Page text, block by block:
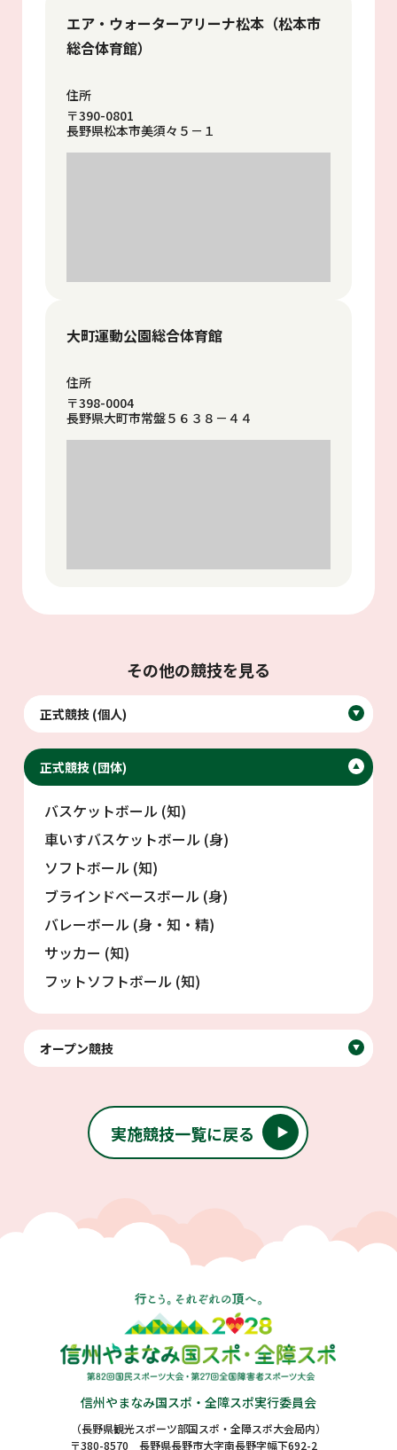
エア・ウォーターアリーナ松本（松本市
総合体育館）
住所
〒390-0801
長野県松本市美須々５－１
大町運動公園総合体育館
住所
〒398-0004
長野県大町市常盤５６３８－４４
その他の競技を見る
正式競技 (個人) ▼
正式競技 (団体) ▼
バスケットボール (知)
車いすバスケットボール (身)
ソフトボール (知)
ブラインドベースボール (身)
バレーボール (身・知・精)
サッカー (知)
フットソフトボール (知)
オープン競技 ▼
実施競技一覧に戻る
信州やまなみ国スポ・全障スポ実行委員会
（長野県観光スポーツ部国スポ・全障スポ大会局内）
〒380-8570 長野県長野市大字南長野字幅下692-2